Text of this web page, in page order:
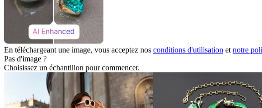
En téléchargeant une image, vous acceptez nos conditions d'utilisation et notre
Pas d'image ?
Choisissez un échantillon pour commencer.